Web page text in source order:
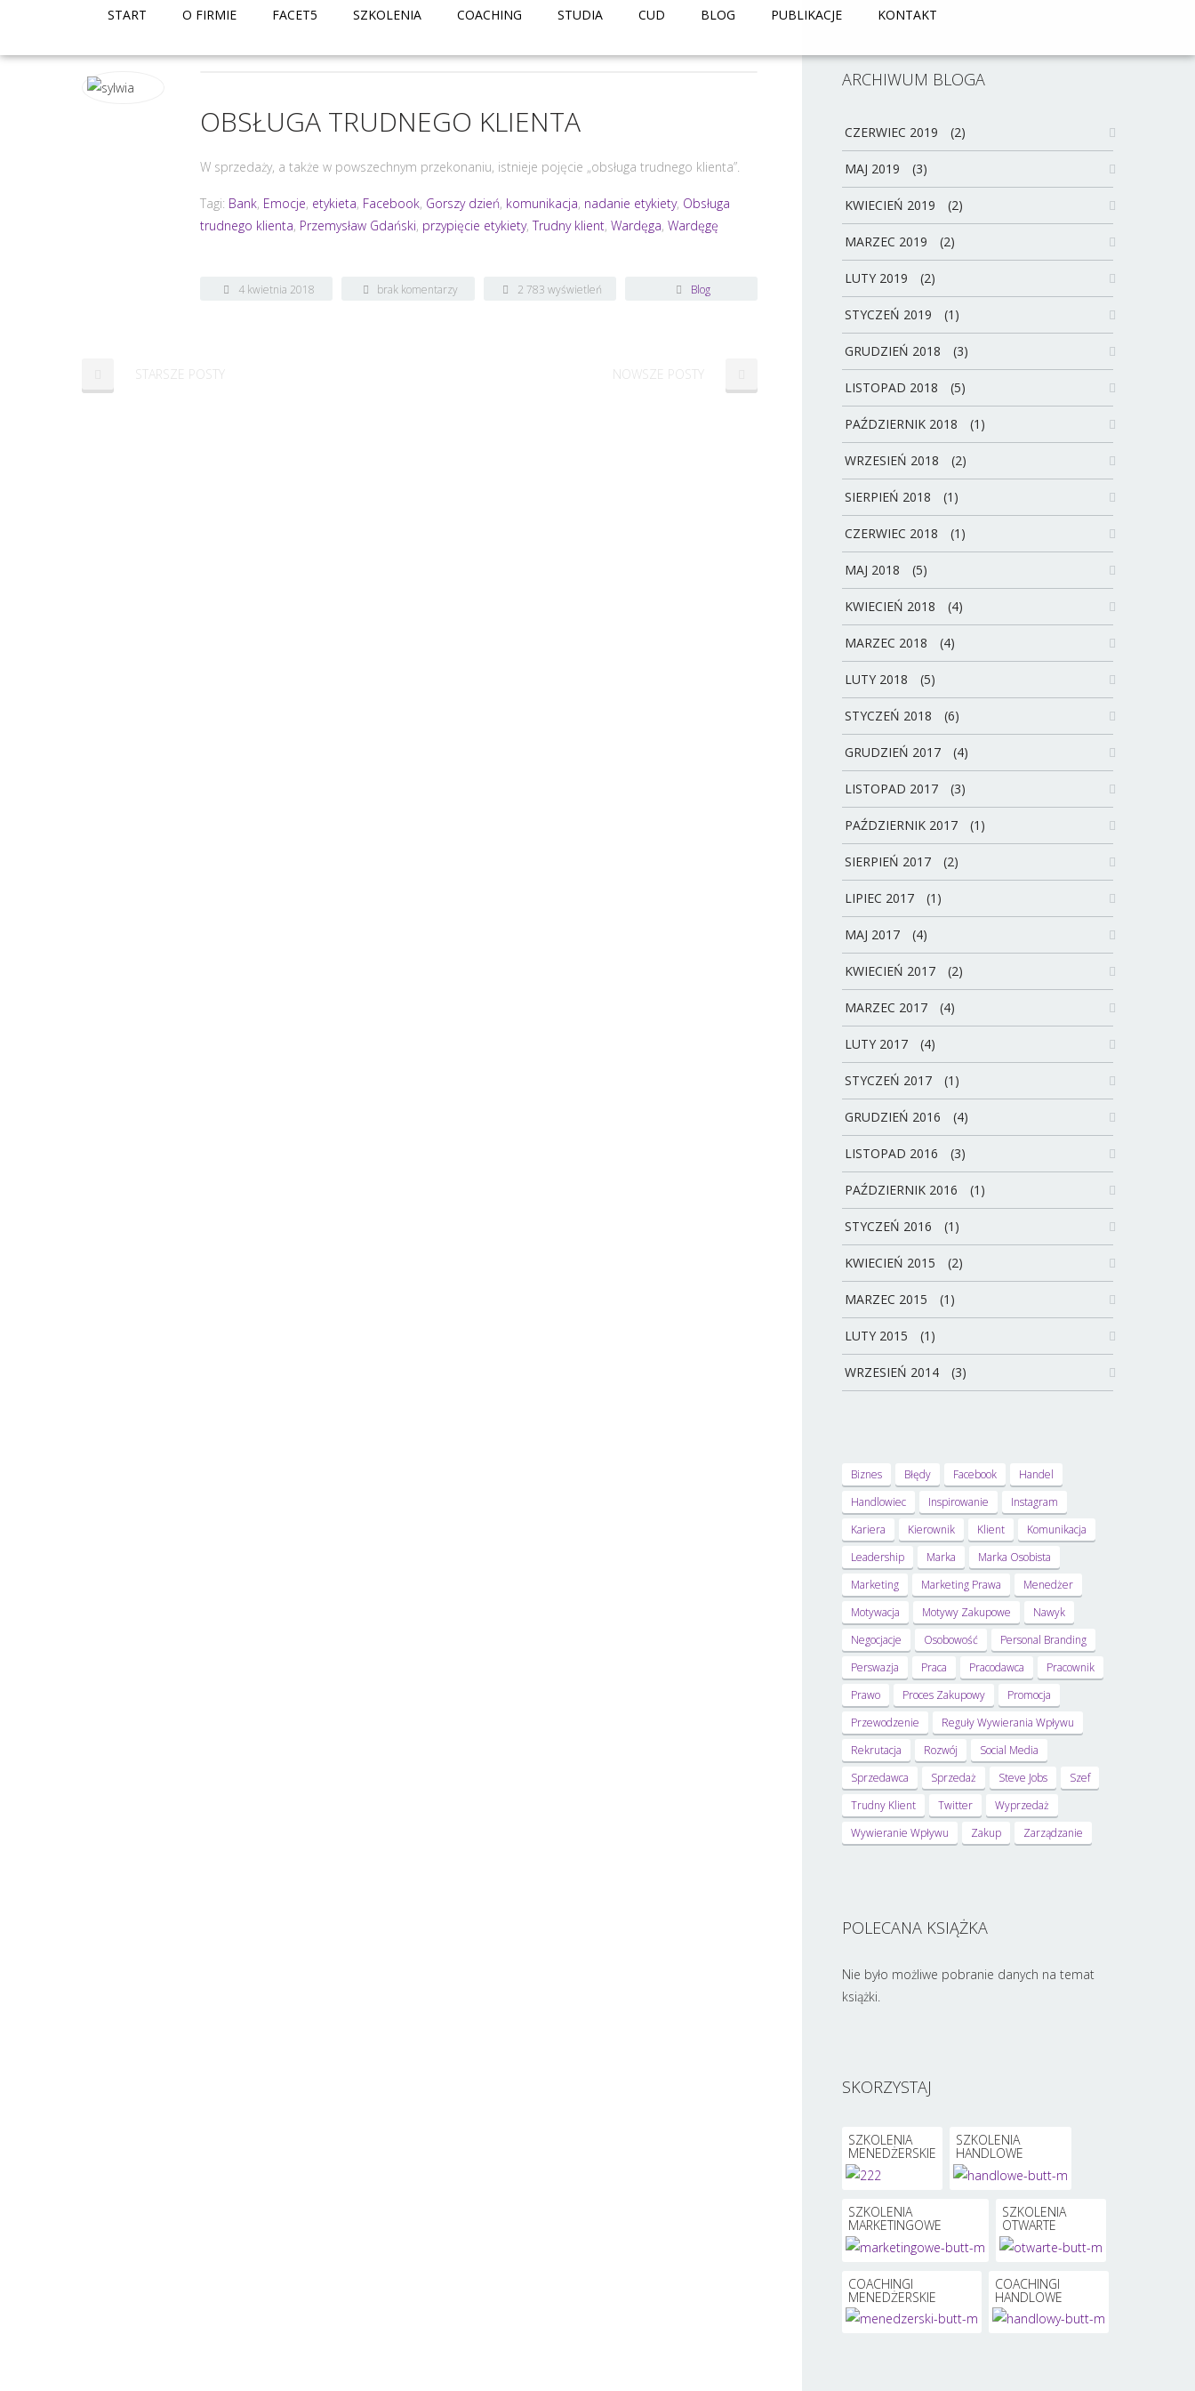
START O FIRMIE FACET5 SZKOLENIA COACHING STUDIA CUD BLOG PUBLIKACJE KONTAKT
OBSŁUGA TRUDNEGO KLIENTA
W sprzedaży, a także w powszechnym przekonaniu, istnieje pojęcie „obsługa trudnego klienta”.
Tagi: Bank, Emocje, etykieta, Facebook, Gorszy dzień, komunikacja, nadanie etykiety, Obsługa
trudnego klienta, Przemysław Gdański, przypięcie etykiety,Trudny klient,Wardęga,Wardęgę
4 kwietnia 2018 brak komentarzy 2 783 wyświetleń Blog
STARSZE POSTY NOWSZE POSTY
ARCHIWUM BLOGA
CZERWIEC 2019 (2)
MAJ 2019 (3)
KWIECIEŃ 2019 (2)
MARZEC 2019 (2)
LUTY 2019 (2)
STYCZEŃ 2019 (1)
GRUDZIEŃ 2018 (3)
LISTOPAD 2018 (5)
PAŹDZIERNIK 2018 (1)
WRZESIEŃ 2018 (2)
SIERPIEŃ 2018 (1)
CZERWIEC 2018 (1)
MAJ 2018 (5)
KWIECIEŃ 2018 (4)
MARZEC 2018 (4)
LUTY 2018 (5)
STYCZEŃ 2018 (6)
GRUDZIEŃ 2017 (4)
LISTOPAD 2017 (3)
PAŹDZIERNIK 2017 (1)
SIERPIEŃ 2017 (2)
LIPIEC 2017 (1)
MAJ 2017 (4)
KWIECIEŃ 2017 (2)
MARZEC 2017 (4)
LUTY 2017 (4)
STYCZEŃ 2017 (1)
GRUDZIEŃ 2016 (4)
LISTOPAD 2016 (3)
PAŹDZIERNIK 2016 (1)
STYCZEŃ 2016 (1)
KWIECIEŃ 2015 (2)
MARZEC 2015 (1)
LUTY 2015 (1)
WRZESIEŃ 2014 (3)
Biznes Błędy Facebook
Handel
Handlowiec
Inspirowanie
Instagram
Kariera
Kierownik Klient
Komunikacja
Leadership
Marka
Marka Osobista
Marketing
Marketing Prawa
Menedżer
Motywacja
Motywy Zakupowe
Nawyk
Negocjacje
Osobowość
Personal Branding
Perswazja
Praca Pracodawca
Pracownik
Prawo
Proces Zakupowy
Promocja
Przewodzenie
Reguły Wywierania Wpływu
Rekrutacja
Rozwój
Social Media
Sprzedawca
Sprzedaż Steve Jobs
Szef
Trudny Klient
Twitter
Wyprzedaż
Wywieranie Wpływu
Zakup Zarządzanie
POLECANA KSIĄŻKA
Nie było możliwe pobranie danych na temat
książki.
SKORZYSTAJ
SZKOLENIA
MENEDŻERSKIE
SZKOLENIA
HANDLOWE
SZKOLENIA
MARKETINGOWE
SZKOLENIA
OTWARTE
COACHINGI
MENEDŻERSKIE
COACHINGI
HANDLOWE